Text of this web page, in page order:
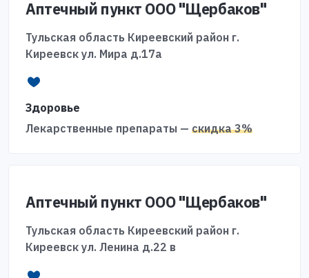
Аптечный пункт ООО "Щербаков"
Тульская область Киреевский район г.
Киреевск ул. Мира д.17а
Здоровье
Лекарственные препараты — скидка 3%
Аптечный пункт ООО "Щербаков"
Тульская область Киреевский район г.
Киреевск ул. Ленина д.22 в